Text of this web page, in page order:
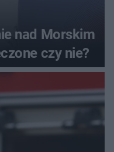
nad Morskim
czy nie?